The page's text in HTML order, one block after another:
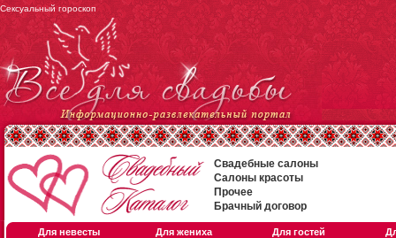
Сексуальный гороскоп
Свадебные салоны
Салоны красоты
Прочее
Брачный договор
Для невесты Для жениха Для гостей